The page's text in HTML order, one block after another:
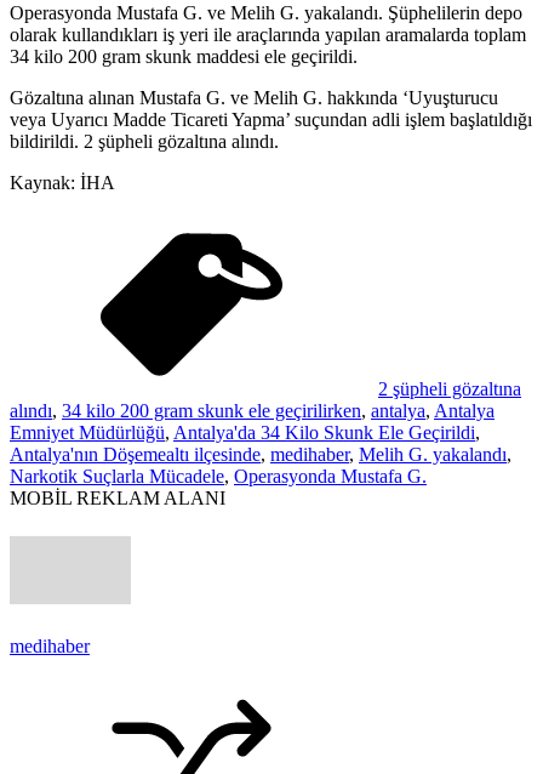
Operasyonda Mustafa G. ve Melih G. yakalandı. Şüphelilerin depo
olarak kullandıkları iş yeri ile araçlarında yapılan aramalarda toplam
34 kilo 200 gram skunk maddesi ele geçirildi.
Gözaltına alınan Mustafa G. ve Melih G. hakkında ‘Uyuşturucu
veya Uyarıcı Madde Ticareti Yapma’ suçundan adli işlem başlatıldığı
bildirildi. 2 şüpheli gözaltına alındı.
Kaynak: İHA
2 şüpheli gözaltına
alındı, 34 kilo 200 gram skunk ele geçirilirken, antalya, Antalya
Emniyet Müdürlüğü, Antalya'da 34 Kilo Skunk Ele Geçirildi,
Antalya'nın Döşemealtı ilçesinde, medihaber, Melih G. yakalandı,
Narkotik Suçlarla Mücadele, Operasyonda Mustafa G.
MOBİL REKLAM ALANI
medihaber